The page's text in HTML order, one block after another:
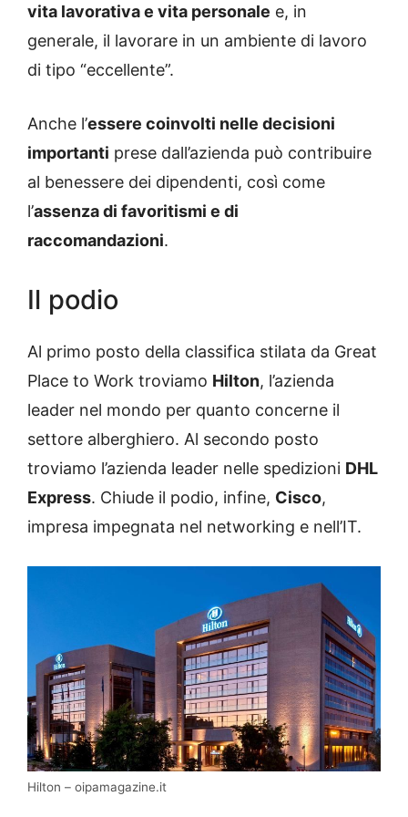
vita lavorativa e vita personale e, in
generale, il lavorare in un ambiente di lavoro
di tipo “eccellente”.
Anche l’essere coinvolti nelle decisioni
importanti prese dall’azienda può contribuire
al benessere dei dipendenti, così come
l’assenza di favoritismi e di
raccomandazioni.
Il podio
Al primo posto della classifica stilata da Great
Place to Work troviamo Hilton, l’azienda
leader nel mondo per quanto concerne il
settore alberghiero. Al secondo posto
troviamo l’azienda leader nelle spedizioni DHL
Express. Chiude il podio, infine, Cisco,
impresa impegnata nel networking e nell’IT.
Hilton – oipamagazine.it